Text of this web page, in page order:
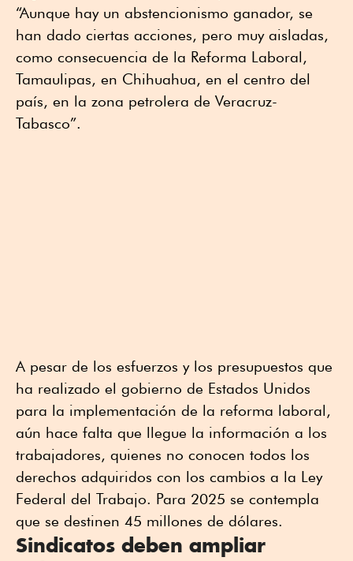
“Aunque hay un abstencionismo ganador, se
han dado ciertas acciones, pero muy aisladas,
como consecuencia de la Reforma Laboral,
Tamaulipas, en Chihuahua, en el centro del
país, en la zona petrolera de Veracruz-
Tabasco”.
A pesar de los esfuerzos y los presupuestos que
ha realizado el gobierno de Estados Unidos
para la implementación de la reforma laboral,
aún hace falta que llegue la información a los
trabajadores, quienes no conocen todos los
derechos adquiridos con los cambios a la Ley
Federal del Trabajo. Para 2025 se contempla
que se destinen 45 millones de dólares.
Sindicatos deben ampliar